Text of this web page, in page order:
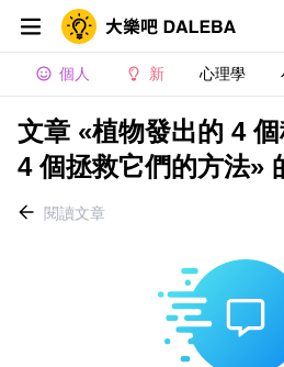
個人 新 心理學
文章 «植物發出的 4
4 個拯救它們的方法»
閱讀文章